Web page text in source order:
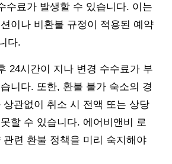
수료가 발생할 수 있습니다. 이는
이나 비환불 규정이 적용된 예약
다.
24시간이 지나 변경 수수료가 부
니다. 또한, 환불 불가 숙소의 경
상관없이 취소 시 전액 또는 상당
할 수 있습니다. 에어비앤비 로
관련 환불 정책을 미리 숙지해야